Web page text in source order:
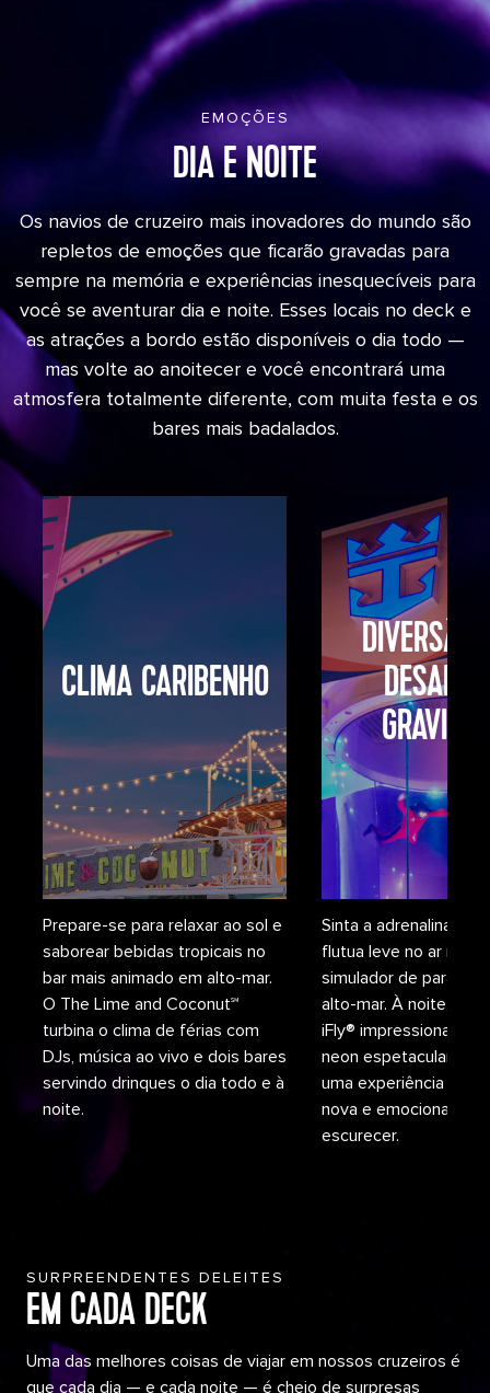
EMOÇÕES
DIA E NOITE
Os navios de cruzeiro mais inovadores do mundo são
repletos de emoções que ficarão gravadas para
sempre na memória e experiências inesquecíveis para
você se aventurar dia e noite. Esses locais no deck e
as atrações a bordo estão disponíveis o dia todo —
mas volte ao anoitecer e você encontrará uma
atmosfera totalmente diferente, com muita festa e os
bares mais badalados.
CLIMA CARIBENHO
Prepare-se para relaxar ao sol e
saborear bebidas tropicais no
bar mais animado em alto-mar.
O The Lime and Coconut℠
turbina o clima de férias com
DJs, música ao vivo e dois bares
servindo drinques o dia todo e à
noite.
DIVERSÃO
Sinta a adrenalina
flutua leve no ar no
simulador de
alto-mar. À noite, o
iFly® impressiona
neon espetaculares,
uma experiência
nova e emocionante
escurecer.
SURPREENDENTES DELEITES
EM CADA DECK
Uma das melhores coisas de viajar em nossos cruzeiros é
que cada dia — e cada noite — é cheio de surpresas